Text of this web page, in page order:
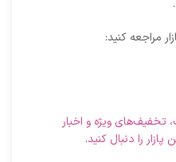
مراجعه کنید:
تخفیف‌های ویژه و اخبار
را دنبال کنید.